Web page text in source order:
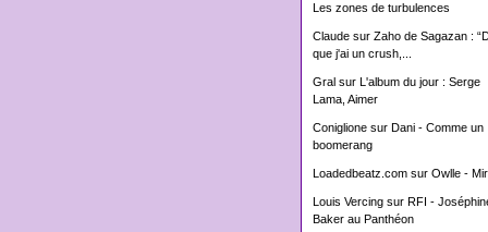
Les zones de turbulences
Claudesur Zaho de Sagazan :
que j'ai un crush,...
Gralsur L'album du jour : Serge
Lama, Aimer
Coniglionesur Dani - Comme un
boomerang
Loadedbeatz.comsur Owlle -
Louis Vercingsur RFI -
Baker au Panthéon